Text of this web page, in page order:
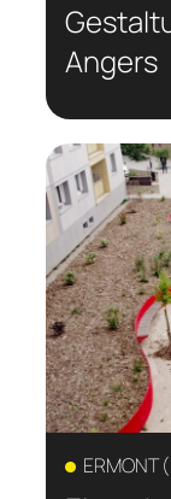
Angers
ERMONT